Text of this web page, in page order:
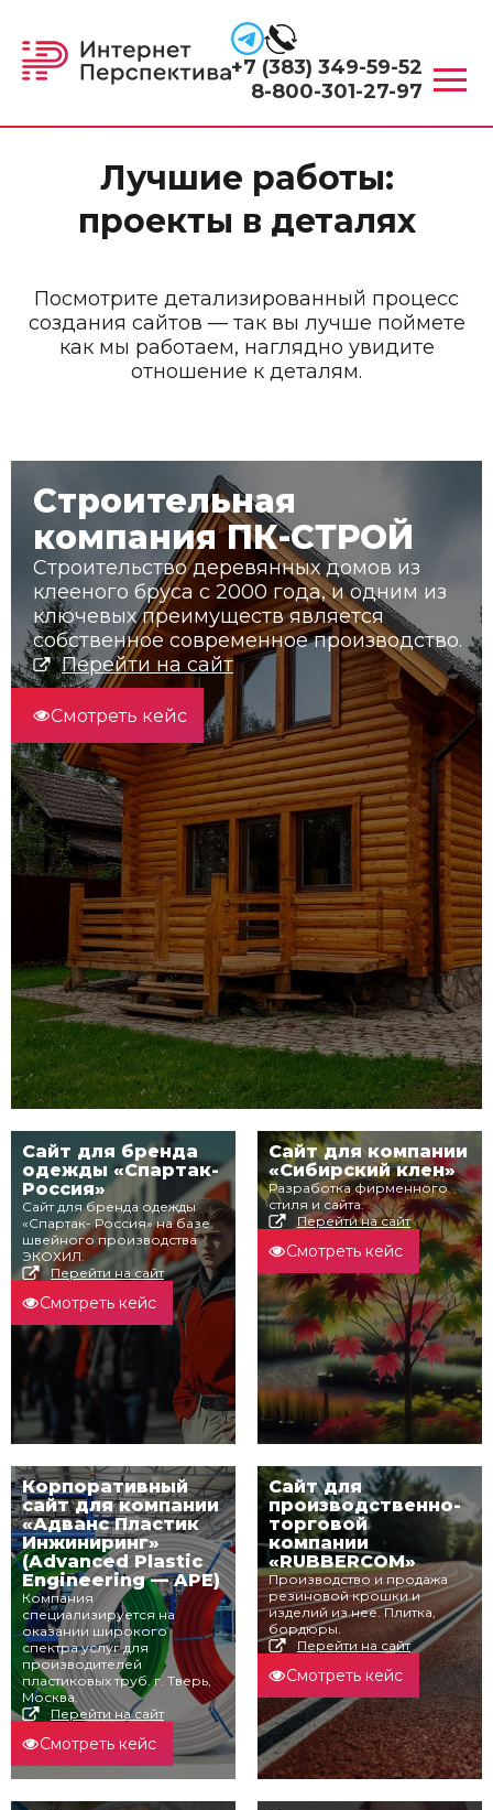
+7 (383) 349-59-52
8-800-301-27-97
Лучшие работы:
проекты в деталях
Посмотрите детализированный процесс
создания сайтов — так вы лучше поймете
как мы работаем, наглядно увидите
отношение к деталям.
Строительная
компания ПК-СТРОЙ
Строительство деревянных домов из
клееного бруса с 2000 года, и одним из
ключевых преимуществ является
собственное современное производство.
Перейти на сайт
Смотреть кейс
Сайт для бренда
одежды «Спартак-
Россия»
Сайт для бренда одежды
«Спартак- Россия» на базе
швейного производства
ЭКОХИЛ.
Перейти на сайт
Смотреть кейс
Сайт для компании
«Сибирский клен»
Разработка фирменного
стиля и сайта.
Перейти на сайт
Смотреть кейс
Корпоративный
сайт для компании
«Адванс Пластик
Инжиниринг»
(Advanced Plastic
Engineering — APE)
Компания
специализируется на
оказании широкого
спектра услуг для
производителей
пластиковых труб. г. Тверь,
Москва.
Перейти на сайт
Смотреть кейс
Сайт для
производственно-
торговой
компании
«RUBBERCOM»
Производство и продажа
резиновой крошки и
изделий из нее. Плитка,
бордюры.
Перейти на сайт
Смотреть кейс